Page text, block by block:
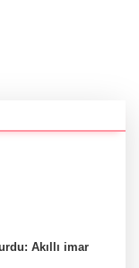
Akıllı imar